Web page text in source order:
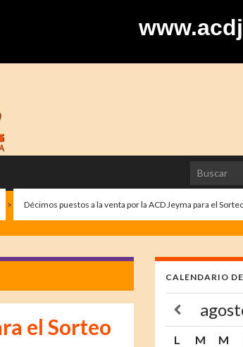
Search for:
>
Décimos puestos a la venta por la ACD Jeyma para el
el Sorteo
CALENDARIO
L M M